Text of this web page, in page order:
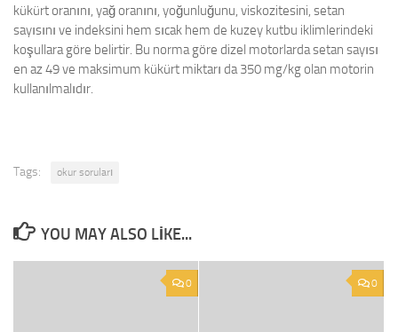
kükürt oranını, yağ oranını, yoğunluğunu, viskozitesini, setan
sayısını ve indeksini hem sıcak hem de kuzey kutbu iklimlerindeki
koşullara göre belirtir. Bu norma göre dizel motorlarda setan sayısı
en az 49 ve maksimum kükürt miktarı da 350 mg/kg olan motorin
kullanılmalıdır.
Tags: okur soruları
YOU MAY ALSO LIKE...
0 0